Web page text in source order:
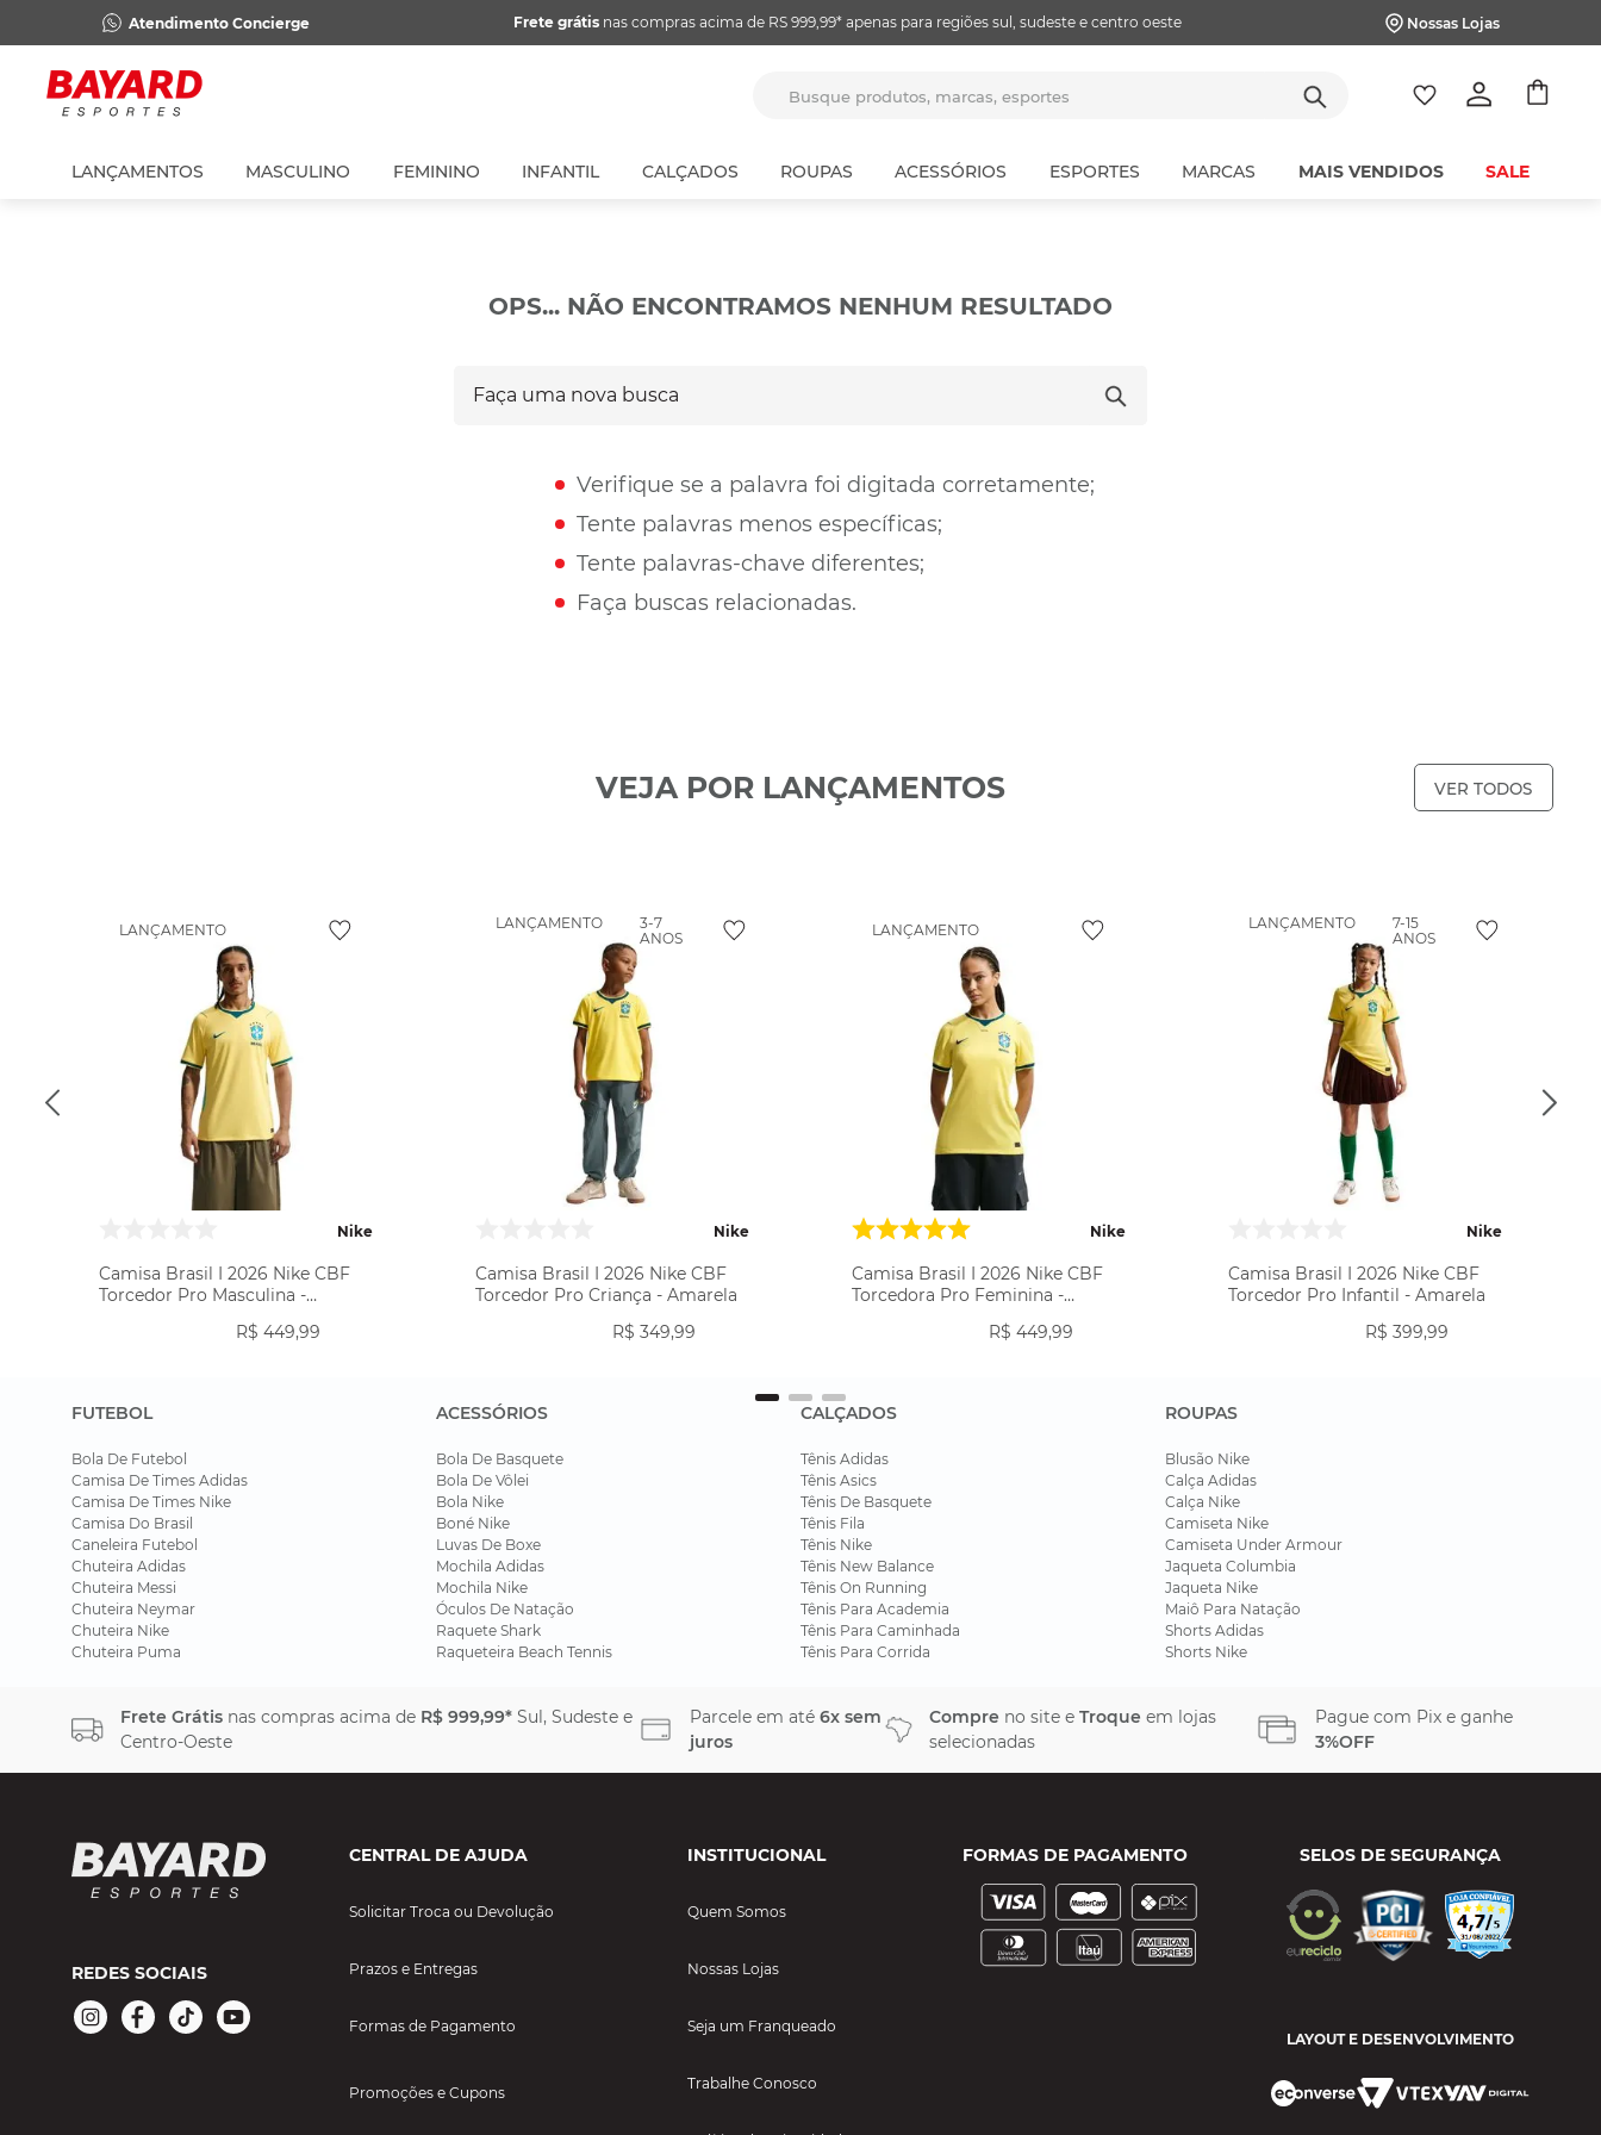
Atendimento Concierge Frete grátisnas compras acima de RS 999,99* apenas para regiões sul, sudeste e centro oeste Nossas Lojas
LANÇAMENTOS MASCULINO FEMININO INFANTIL CALÇADOS ROUPAS ACESSÓRIOS ESPORTES MARCAS MAIS VENDIDOS SALE
OPS... NÃO ENCONTRAMOS NENHUM RESULTADO
Verifique se a palavra foi digitada corretamente;
Tente palavras menos específicas;
Tente palavras-chave diferentes;
Faça buscas relacionadas.
VEJA POR LANÇAMENTOS VER TODOS
LANÇAMENTO
Nike
Camisa Brasil I 2026 Nike CBF
Torcedor Pro Masculina -
R$ 449,99
LANÇAMENTO
3-7
ANOS
Nike
Camisa Brasil I 2026 Nike CBF
Torcedor Pro Criança - Amarela
R$ 349,99
LANÇAMENTO
Nike
Camisa Brasil I 2026 Nike CBF
Torcedora Pro Feminina -
R$ 449,99
LANÇAMENTO
7-15
ANOS
Nike
Camisa Brasil I 2026 Nike CBF
Torcedor Pro Infantil - Amarela
R$ 399,99
FUTEBOL
Bola De Futebol
Camisa De Times Adidas
Camisa De Times Nike
Camisa Do Brasil
Caneleira Futebol
Chuteira Adidas
Chuteira Messi
Chuteira Neymar
Chuteira Nike
Chuteira Puma
ACESSÓRIOS
Bola De Basquete
Bola De Vôlei
Bola Nike
Boné Nike
Luvas De Boxe
Mochila Adidas
Mochila Nike
Óculos De Natação
Raquete Shark
Raqueteira Beach Tennis
CALÇADOS
Tênis Adidas
Tênis Asics
Tênis De Basquete
Tênis Fila
Tênis Nike
Tênis New Balance
Tênis On Running
Tênis Para Academia
Tênis Para Caminhada
Tênis Para Corrida
ROUPAS
Blusão Nike
Calça Adidas
Calça Nike
Camiseta Nike
Camiseta Under Armour
Jaqueta Columbia
Jaqueta Nike
Maiô Para Natação
Shorts Adidas
Shorts Nike
Frete Grátis nas compras acima de R$ 999,99* Sul, Sudeste e
Centro-Oeste
Parcele em até 6x sem
juros
Compre no site e Troque em lojas
selecionadas
Pague com Pix e ganhe
3%OFF
REDES SOCIAIS
CENTRAL DE AJUDA
Solicitar Troca ou Devolução
Prazos e Entregas
Formas de Pagamento
Promoções e Cupons
INSTITUCIONAL
Quem Somos
Nossas Lojas
Seja um Franqueado
Trabalhe Conosco
FORMAS DE PAGAMENTO SELOS DE SEGURANÇA
LAYOUT E DESENVOLVIMENTO